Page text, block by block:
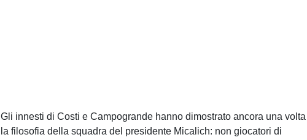
Gli innesti di Costi e Campogrande hanno dimostrato ancora una volta
la filosofia della squadra del presidente Micalich: non giocatori di